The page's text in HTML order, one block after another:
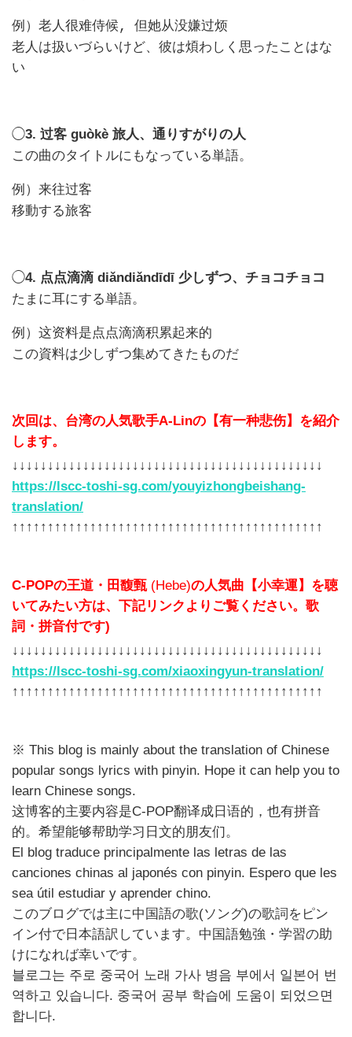
例） 老人很难侍候, 但她从没嫌过烦
老人は扱いづらいけど、彼は煩わしく思ったことはな
い
◯3. 过客 guòkè 旅人、通りすがりの人
この曲のタイトルにもなっている単語。
例） 来往过客
移動する旅客
◯4. 点点滴滴 diǎndiǎndīdī 少しずつ、チョコチョコ
たまに耳にする単語。
例） 这资料是点点滴滴积累起来的
この資料は少しずつ集めてきたものだ
次回は、台湾の人気歌手A-Linの【有一种悲伤】を紹介
します。
↓↓↓↓↓↓↓↓↓↓↓↓↓↓↓↓↓↓↓↓↓↓↓↓↓↓↓↓↓↓↓↓↓↓↓↓↓↓↓↓↓↓↓↓
https://lscc-toshi-sg.com/youyizhongbeishang-
translation/
↑↑↑↑↑↑↑↑↑↑↑↑↑↑↑↑↑↑↑↑↑↑↑↑↑↑↑↑↑↑↑↑↑↑↑↑↑↑↑↑↑↑↑↑
C-POPの王道・田馥甄(Hebe)の人気曲【小幸運】を聴
いてみたい方は、下記リンクよりご覧ください。歌
詞・拼音付です)
↓↓↓↓↓↓↓↓↓↓↓↓↓↓↓↓↓↓↓↓↓↓↓↓↓↓↓↓↓↓↓↓↓↓↓↓↓↓↓↓↓↓↓↓
https://lscc-toshi-sg.com/xiaoxingyun-translation/
↑↑↑↑↑↑↑↑↑↑↑↑↑↑↑↑↑↑↑↑↑↑↑↑↑↑↑↑↑↑↑↑↑↑↑↑↑↑↑↑↑↑↑↑
※ This blog is mainly about the translation of Chinese
popular songs lyrics with pinyin. Hope it can help you to
learn Chinese songs.
这博客的主要内容是C-POP翻译成日语的，也有拼音
的。希望能够帮助学习日文的朋友们。
El blog traduce principalmente las letras de las
canciones chinas al japonés con pinyin. Espero que les
sea útil estudiar y aprender chino.
このブログでは主に中国語の歌(ソング)の歌詞をピン
イン付で日本語訳しています。中国語勉強・学習の助
けになれば幸いです。
블로그는 주로 중국어 노래 가사 병음 부에서 일본어 번
역하고 있습니다. 중국어 공부 학습에 도움이 되었으면
합니다.